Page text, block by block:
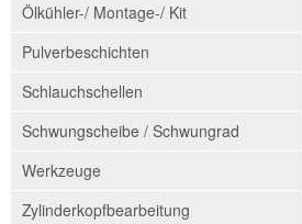
Ölkühler-/ Montage-/ Kit
Pulverbeschichten
Schlauchschellen
Schwungscheibe / Schwungrad
Werkzeuge
Zylinderkopfbearbeitung